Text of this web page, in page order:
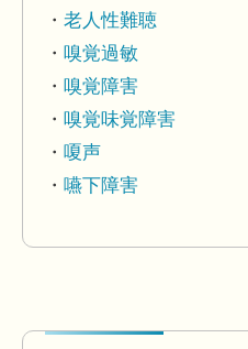
老人性難聴
嗅覚過敏
嗅覚障害
嗅覚味覚障害
嗄声
嚥下障害